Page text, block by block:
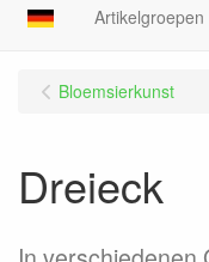
Artikelgroepen
Bloemsierkunst
Dreieck